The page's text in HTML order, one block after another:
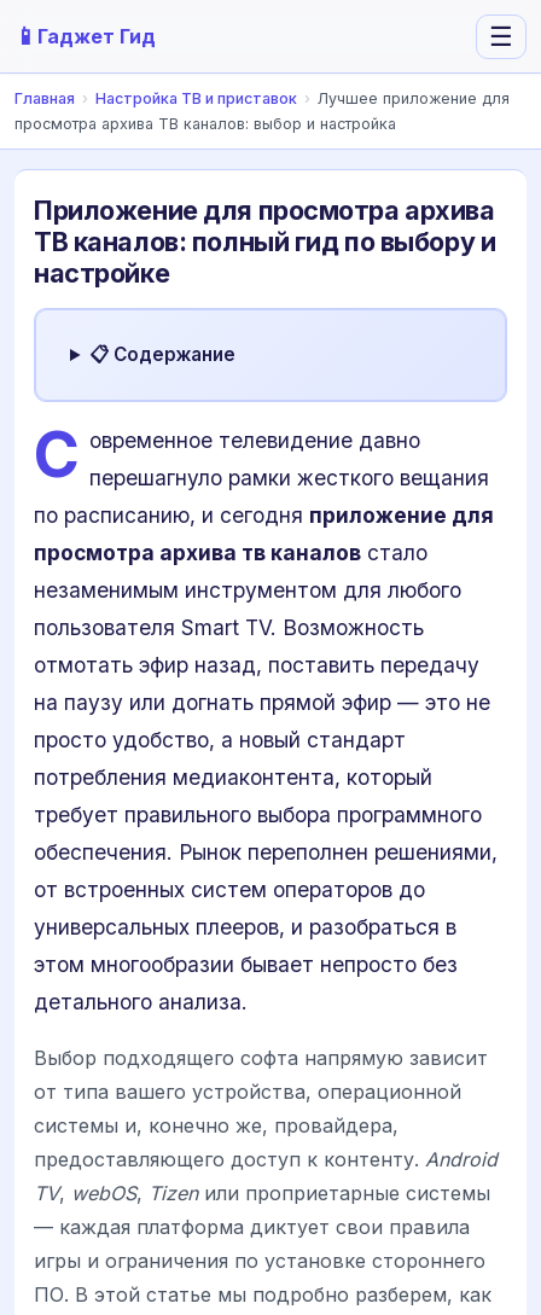
📱 Гаджет Гид ☰
Главная › Настройка ТВ и приставок › Лучшее приложение для
просмотра архива ТВ каналов: выбор и настройка
Приложение для просмотра архива
ТВ каналов: полный гид по выбору и
настройке
📋 Содержание
С овременное телевидение давно
перешагнуло рамки жесткого вещания
по расписанию, и сегодня приложение для
просмотра архива тв каналов стало
незаменимым инструментом для любого
пользователя Smart TV. Возможность
отмотать эфир назад, поставить передачу
на паузу или догнать прямой эфир — это не
просто удобство, а новый стандарт
потребления медиаконтента, который
требует правильного выбора программного
обеспечения. Рынок переполнен решениями,
от встроенных систем операторов до
универсальных плееров, и разобраться в
этом многообразии бывает непросто без
детального анализа.
Выбор подходящего софта напрямую зависит
от типа вашего устройства, операционной
системы и, конечно же, провайдера,
предоставляющего доступ к контенту. Android
TV, webOS, Tizenили проприетарные системы
— каждая платформа диктует свои правила
игры и ограничения по установке стороннего
ПО. В этой статье мы подробно разберем, как